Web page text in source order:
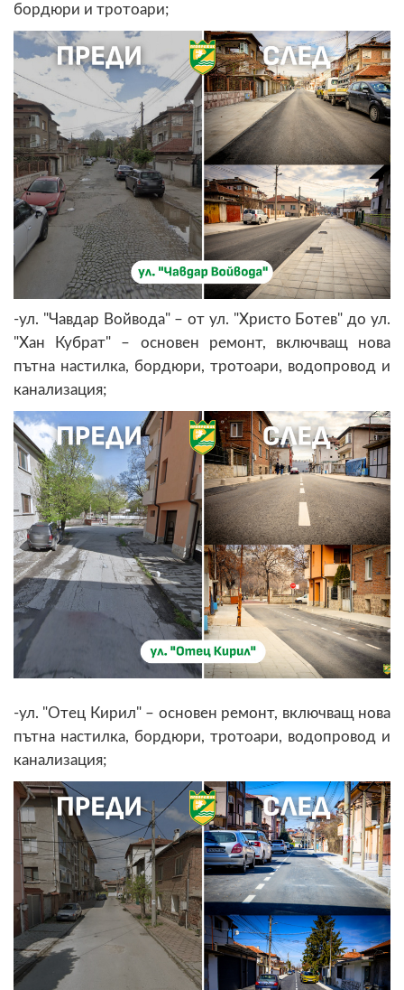
бордюри и тротоари;
-ул. "Чавдар Войвода" – от ул. "Христо Ботев" до ул.
"Хан Кубрат" – основен ремонт, включващ нова
пътна настилка, бордюри, тротоари, водопровод и
канализация;
-ул. "Отец Кирил" – основен ремонт, включващ нова
пътна настилка, бордюри, тротоари, водопровод и
канализация;